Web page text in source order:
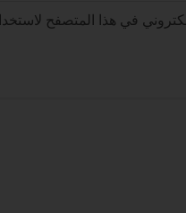
في هذا المتصفح